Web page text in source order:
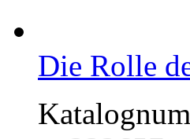
Fach
Kategorie